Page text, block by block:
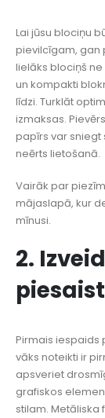
Lai jūsu blociņu
pievilcīgam, gan
lielāks blociņš
un kompakti
līdzi. Turklāt
izmaksas.
papīrs var sniegt
neērts lietošanā.
Vairāk par
mājaslapā, kur
mīnusi.
2.
Pirmais iespaids
vāks noteikti ir
apsveriet
grafiskos
stilam. Metāliska